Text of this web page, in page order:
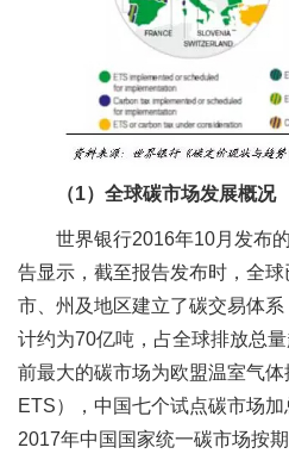
（1） 全球碳市场发展概况
世界银行2016年10月发布
告显示，截至报告发布时，全
市、州及地区建立了碳交易体
计约为70亿吨，占全球排放总
前最大的碳市场为欧盟温室气
ETS），中国七个试点碳市场
2017年中国国家统一碳市场按